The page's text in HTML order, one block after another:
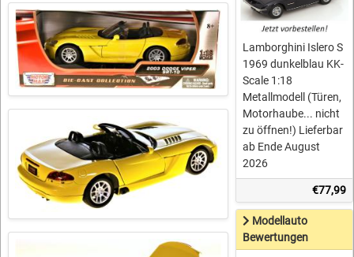
Lamborghini Islero S
1969 dunkelblau KK-
Scale 1:18
Metallmodell (Türen,
Motorhaube... nicht
zu öffnen!) Lieferbar
ab Ende August
2026
€77,99
Modellauto
Bewertungen